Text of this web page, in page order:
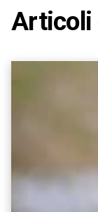
Articoli